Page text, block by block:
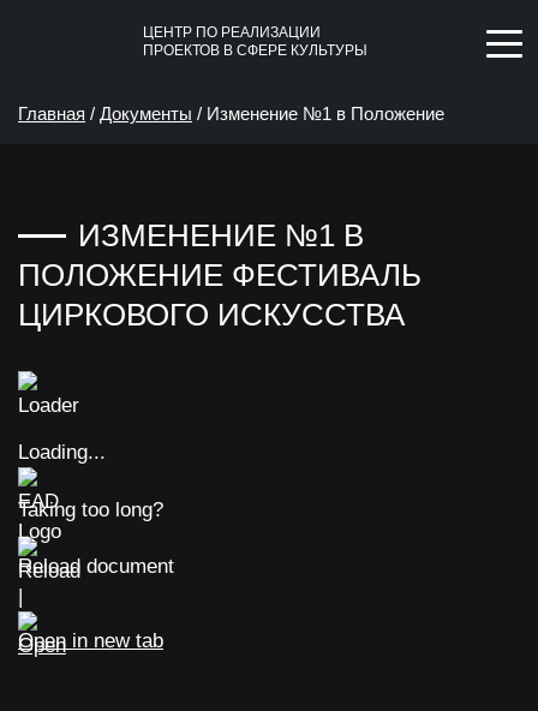
ЦЕНТР ПО РЕАЛИЗАЦИИ
ПРОЕКТОВ В СФЕРЕ КУЛЬТУРЫ
Главная / Документы / Изменение №1 в Положение
ИЗМЕНЕНИЕ №1 В
ПОЛОЖЕНИЕ ФЕСТИВАЛЬ
ЦИРКОВОГО ИСКУССТВА
Loading...
Taking too long?
Reload document
|
Open in new tab